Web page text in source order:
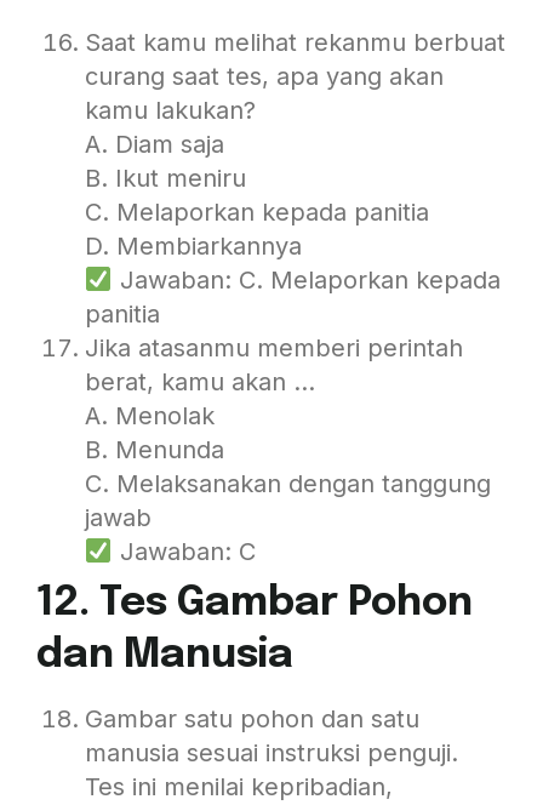
Saat kamu melihat rekanmu berbuat
curang saat tes, apa yang akan
kamu lakukan?
A. Diam saja
B. Ikut meniru
C. Melaporkan kepada panitia
D. Membiarkannya
Jawaban: C. Melaporkan kepada
panitia
Jika atasanmu memberi perintah
berat, kamu akan …
A. Menolak
B. Menunda
C. Melaksanakan dengan tanggung
jawab
Jawaban: C
12. Tes Gambar Pohon
dan Manusia
Gambar satu pohon dan satu
manusia sesuai instruksi penguji.
Tes ini menilai kepribadian,